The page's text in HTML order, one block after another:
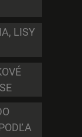
LISY